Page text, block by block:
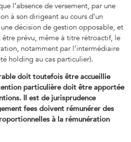
l’absence de versement, par une
à son dirigeant au cours d’un
décision de gestion opposable, et
prévu, même à titre rétroactif, le
notamment par l’intermédiaire
holding au cas particulier).
doit toutefois être accueillie
particulière doit être apportée
Il est de jurisprudence
fees doivent rémunérer des
à la rémunération